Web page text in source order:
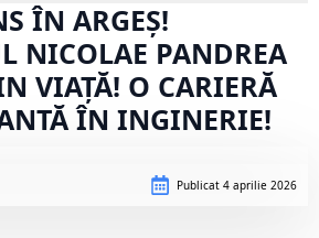
ÎN ARGEȘ!
NICOLAE PANDREA
VIAȚĂ! O CARIERĂ
ÎN INGINERIE!
Publicat 4 aprilie 2026